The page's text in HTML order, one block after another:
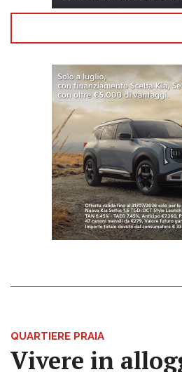
QUARTIERE PRAIA
Vivere in